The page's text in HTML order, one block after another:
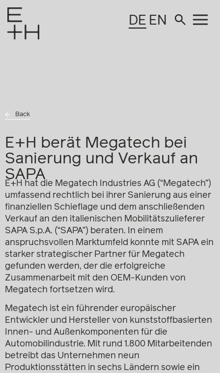
DE EN
Back
E+H berät Megatech bei
Sanierung und Verkauf an
SAPA
E+H hat die Megatech Industries AG (“Megatech”)
umfassend rechtlich bei ihrer Sanierung aus einer
finanziellen Schieflage und dem anschließenden
Verkauf an den italienischen Mobilitätszulieferer
SAPA S.p.A. (“SAPA”) beraten. In einem
anspruchsvollen Marktumfeld konnte mit SAPA ein
starker strategischer Partner für Megatech
gefunden werden, der die erfolgreiche
Zusammenarbeit mit den OEM-Kunden von
Megatech fortsetzen wird.
Megatech ist ein führender europäischer
Entwickler und Hersteller von kunststoffbasierten
Innen- und Außenkomponenten für die
Automobilindustrie. Mit rund 1.800 Mitarbeitenden
betreibt das Unternehmen neun
Produktionsstätten in sechs Ländern sowie ein